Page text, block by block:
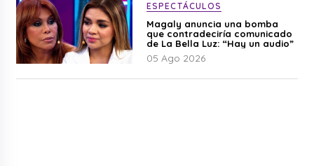
ESPECTÁCULOS
Magaly anuncia una bomba
que contradeciría comunicado
de La Bella Luz: “Hay un audio”
05 Ago 2026